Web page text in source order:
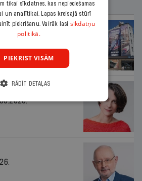
nesodīta par
kampaņu
tikai sīkdatnes, kas nepieciešamas
un analītikai. Lapas kreisajā stūrī
piekrišanu. Vairāk lasi sīkdatņu
politikā.
PIEKRIST VISĀM
RĀDĪT DETAĻAS